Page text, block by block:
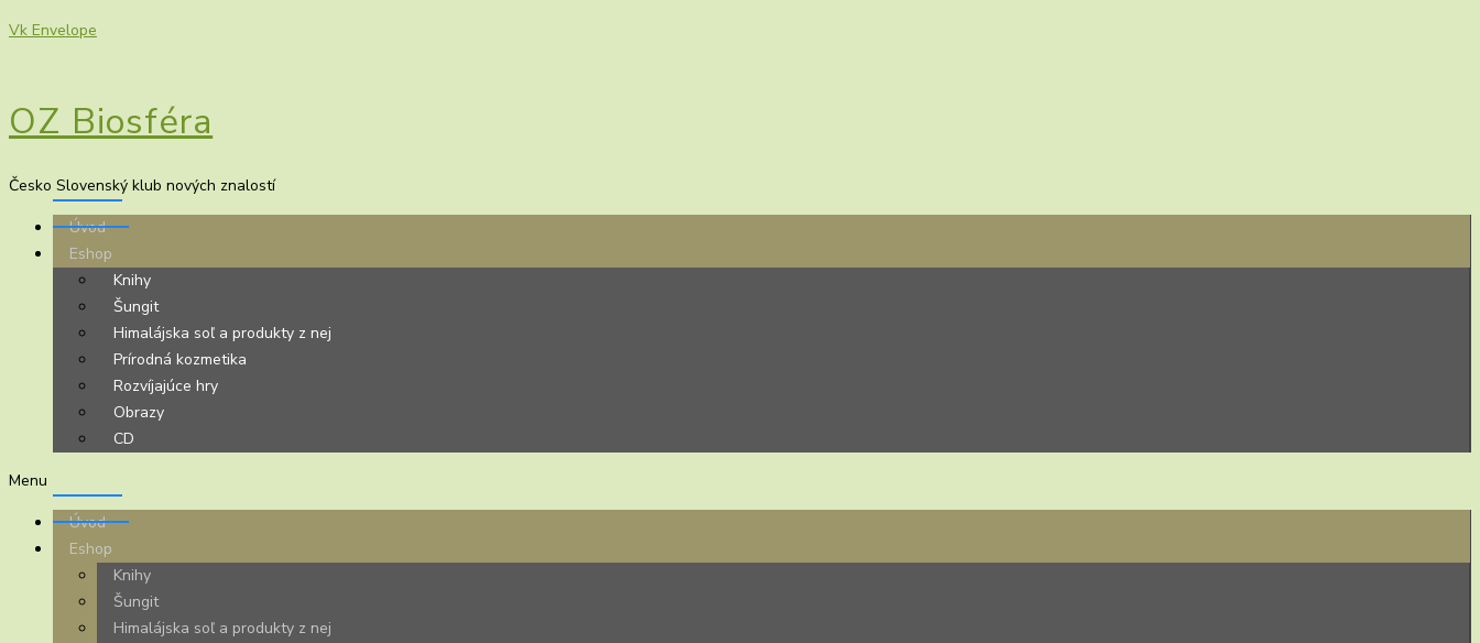
Vk Envelope
OZ Biosféra
Česko Slovenský klub nových znalostí
Úvod
Eshop
Knihy
Šungit
Himalájska soľ a produkty z nej
Prírodná kozmetika
Rozvíjajúce hry
Obrazy
CD
Menu
Úvod
Eshop
Knihy
Šungit
Himalájska soľ a produkty z nej